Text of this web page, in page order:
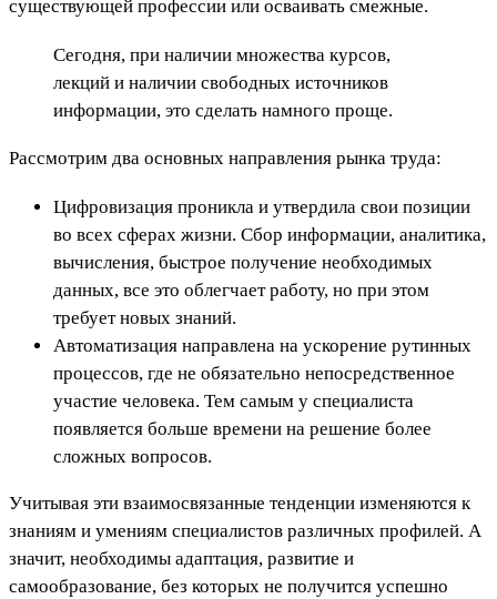
существующей профессии или осваивать смежные.
Сегодня, при наличии множества курсов,
лекций и наличии свободных источников
информации, это сделать намного проще.
Рассмотрим два основных направления рынка труда:
Цифровизация проникла и утвердила свои позиции
во всех сферах жизни. Сбор информации, аналитика,
вычисления, быстрое получение необходимых
данных, все это облегчает работу, но при этом
требует новых знаний.
Автоматизация направлена на ускорение рутинных
процессов, где не обязательно непосредственное
участие человека. Тем самым у специалиста
появляется больше времени на решение более
сложных вопросов.
Учитывая эти взаимосвязанные тенденции изменяются к
знаниям и умениям специалистов различных профилей. А
значит, необходимы адаптация, развитие и
самообразование, без которых не получится успешно